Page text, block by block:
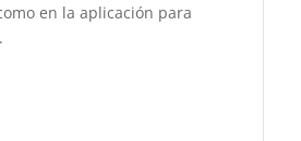
en la aplicación para